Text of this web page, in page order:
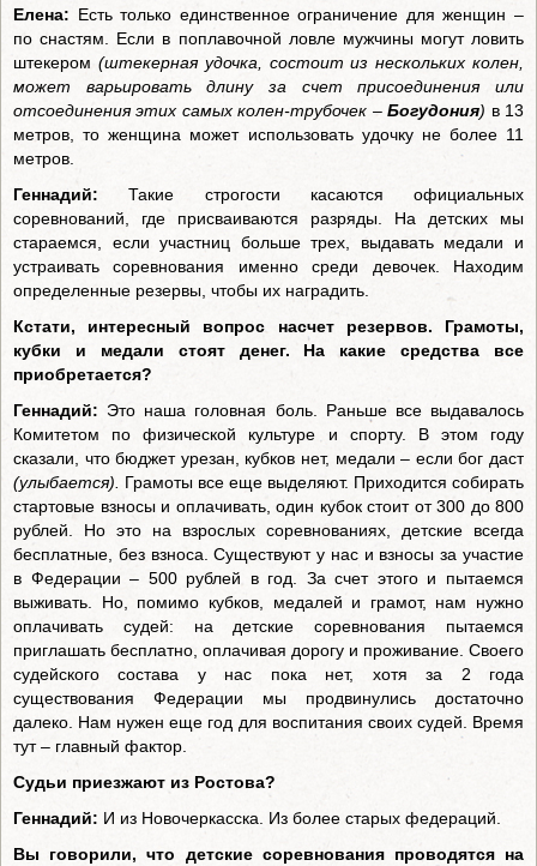
Елена: Есть только единственное ограничение для женщин –
по снастям. Если в поплавочной ловле мужчины могут ловить
штекером (штекерная удочка, состоит из нескольких колен,
может варьировать длину за счет присоединения или
отсоединения этих самых колен-трубочек –Богудония) в 13
метров, то женщина может использовать удочку не более 11
метров.
Геннадий: Такие строгости касаются официальных
соревнований, где присваиваются разряды. На детских мы
стараемся, если участниц больше трех, выдавать медали и
устраивать соревнования именно среди девочек. Находим
определенные резервы, чтобы их наградить.
Кстати, интересный вопрос насчет резервов. Грамоты,
кубки и медали стоят денег. На какие средства все
приобретается?
Геннадий: Это наша головная боль. Раньше все выдавалось
Комитетом по физической культуре и спорту. В этом году
сказали, что бюджет урезан, кубков нет, медали – если бог даст
(улыбается). Грамоты все еще выделяют. Приходится собирать
стартовые взносы и оплачивать, один кубок стоит от 300 до 800
рублей. Но это на взрослых соревнованиях, детские всегда
бесплатные, без взноса. Существуют у нас и взносы за участие
в Федерации – 500 рублей в год. За счет этого и пытаемся
выживать. Но, помимо кубков, медалей и грамот, нам нужно
оплачивать судей: на детские соревнования пытаемся
приглашать бесплатно, оплачивая дорогу и проживание. Своего
судейского состава у нас пока нет, хотя за 2 года
существования Федерации мы продвинулись достаточно
далеко. Нам нужен еще год для воспитания своих судей. Время
тут – главный фактор.
Судьи приезжают из Ростова?
Геннадий: И из Новочеркасска. Из более старых федераций.
Вы говорили, что детские соревнования проводятся на